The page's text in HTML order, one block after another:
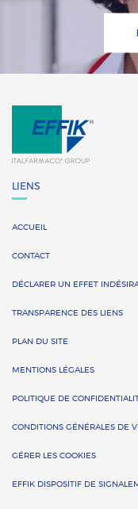
LIENS
ACCUEIL
CONTACT
DÉCLARER UN EFFET
TRANSPARENCE DES LIENS
PLAN DU SITE
MENTIONS LÉGALES
POLITIQUE DE
CONDITIONS GÉNÉRALES DE
GÉRER LES COOKIES
EFFIK DISPOSITIF DE